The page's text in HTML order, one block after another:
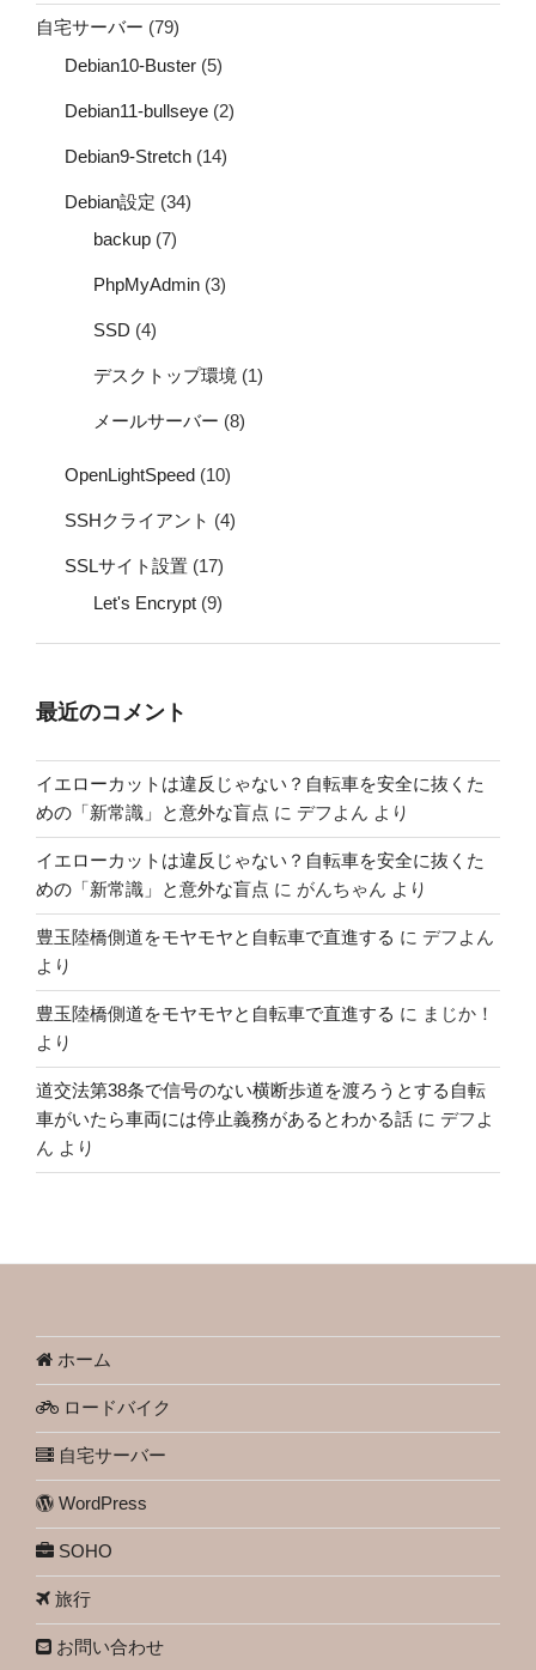
自宅サーバー (79)
Debian10-Buster (5)
Debian11-bullseye (2)
Debian9-Stretch (14)
Debian設定 (34)
backup (7)
PhpMyAdmin (3)
SSD (4)
デスクトップ環境 (1)
メールサーバー (8)
OpenLightSpeed (10)
SSHクライアント (4)
SSLサイト設置 (17)
Let's Encrypt (9)
最近のコメント
イエローカットは違反じゃない？自転車を安全に抜くた
めの「新常識」と意外な盲点 に デフよん より
イエローカットは違反じゃない？自転車を安全に抜くた
めの「新常識」と意外な盲点 に がんちゃん より
豊玉陸橋側道をモヤモヤと自転車で直進する に デフよん
より
豊玉陸橋側道をモヤモヤと自転車で直進する に まじか！
より
道交法第38条で信号のない横断歩道を渡ろうとする自転
車がいたら車両には停止義務があるとわかる話 に デフよ
ん より
ホーム
ロードバイク
自宅サーバー
WordPress
SOHO
旅行
お問い合わせ